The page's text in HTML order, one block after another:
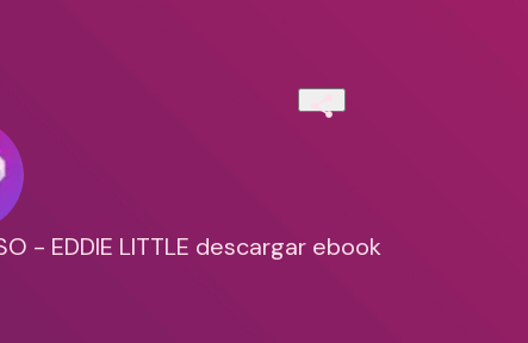
- EDDIE LITTLE descargar ebook